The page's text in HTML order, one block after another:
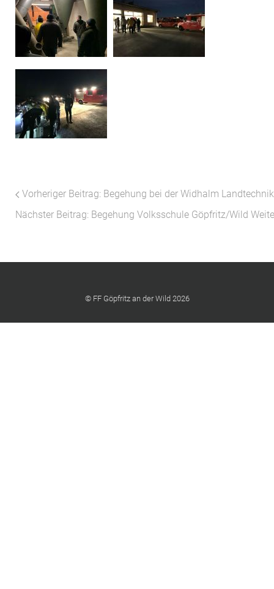
Vorheriger Beitrag: Begehung bei der Widhalm
Nächster Beitrag: Begehung Volksschule Göpfritz/Wild
© FF Göpfritz an der Wild 2026